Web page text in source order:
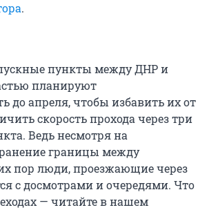
.
пункты между ДНР и
планируют
до апреля, чтобы избавить их от
скорость прохода через три
Ведь несмотря на
границы между
пор люди, проезжающие через
с досмотрами и очередями. Что
— читайте в нашем